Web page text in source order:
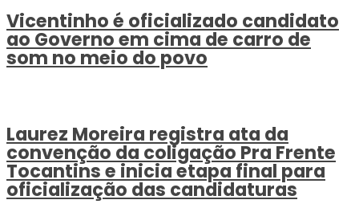
Vicentinho é oficializado candidato
ao Governo em cima de carro de
som no meio do povo
Laurez Moreira registra ata da
convenção da coligação Pra Frente
Tocantins e inicia etapa final para
oficialização das candidaturas